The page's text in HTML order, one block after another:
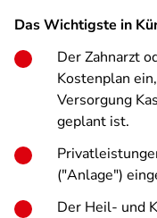
Das Wichtigste in
Der Zahnarzt
Kostenplan
Versorgung
geplant ist.
("Anlage")
Der Heil- und